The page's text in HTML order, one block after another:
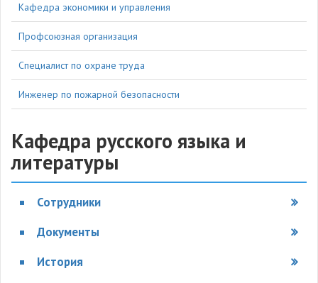
Кафедра экономики и управления
Профсоюзная организация
Специалист по охране труда
Инженер по пожарной безопасности
Кафедра русского языка и
литературы
Сотрудники
Документы
История